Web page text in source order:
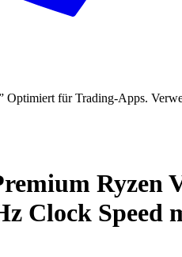
Optimiert für Trading-Apps.
Ryzen
Clock